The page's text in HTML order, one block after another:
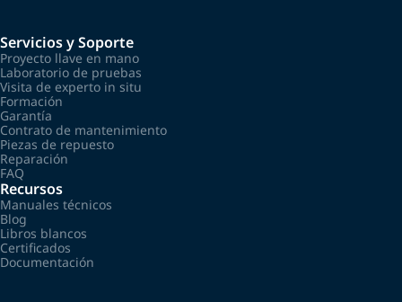
Servicios y Soporte
Proyecto llave en mano
Laboratorio de pruebas
Visita de experto in situ
Formación
Garantía
Contrato de mantenimiento
Piezas de repuesto
Reparación
FAQ
Recursos
Manuales técnicos
Blog
Libros blancos
Certificados
Documentación